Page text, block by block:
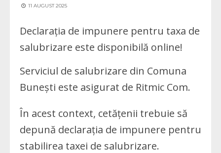
11 AUGUST 2025
Declarația de impunere pentru taxa de
salubrizare este disponibilă online!
Serviciul de salubrizare din Comuna
Bunești este asigurat de Ritmic Com.
În acest context, cetățenii trebuie să
depună declarația de impunere pentru
stabilirea taxei de salubrizare.